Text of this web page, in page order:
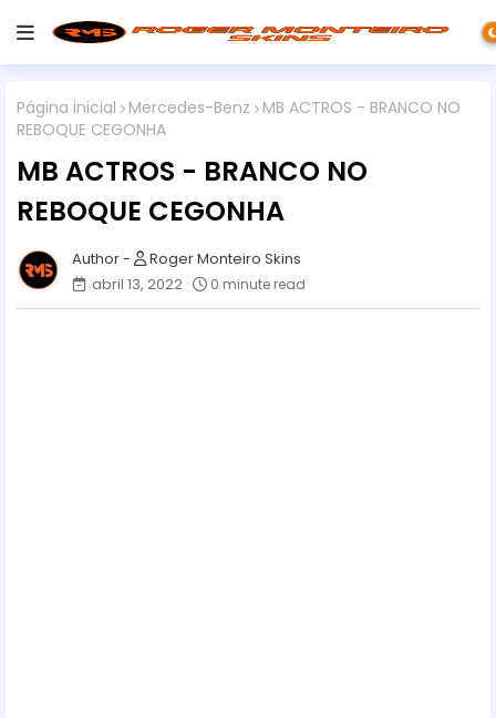
Página inicial Mercedes-Benz
MB ACTROS - BRANCO NO
REBOQUE CEGONHA
MB ACTROS - BRANCO NO
REBOQUE CEGONHA
Roger Monteiro Skins
abril 13, 2022
0 minute read